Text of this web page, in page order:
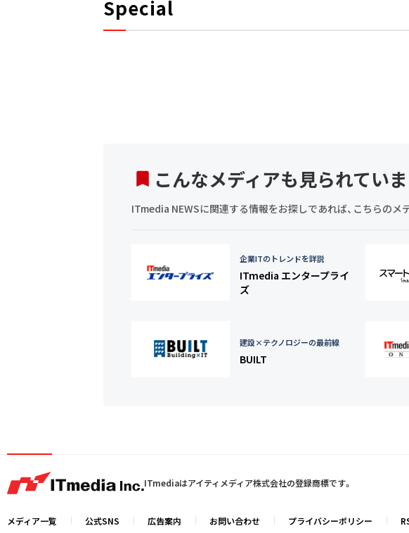
Special
こんなメディアも見られてい
ITmedia NEWSに関連する情報をお探しであれば、こちらのメ
企業ITのトレンドを詳説
ITmedia エンタープライ
ズ
建設×テクノロジーの最前線
BUILT
ITmediaはアイティメディア株式会社の登録商標です。
メディア一覧 公式SNS 広告案内 お問い合わせ プライバシーポリシー